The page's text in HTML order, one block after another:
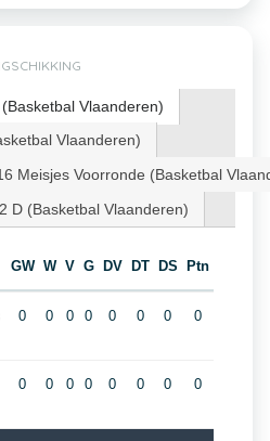
Vlaanderen)
Vlaanderen)
Meisjes Voorronde (Basketbal
D (Basketbal Vlaanderen)
GW W V G DV DT DS Ptn
0 0 0 0 0 0 0 0
0 0 0 0 0 0 0 0